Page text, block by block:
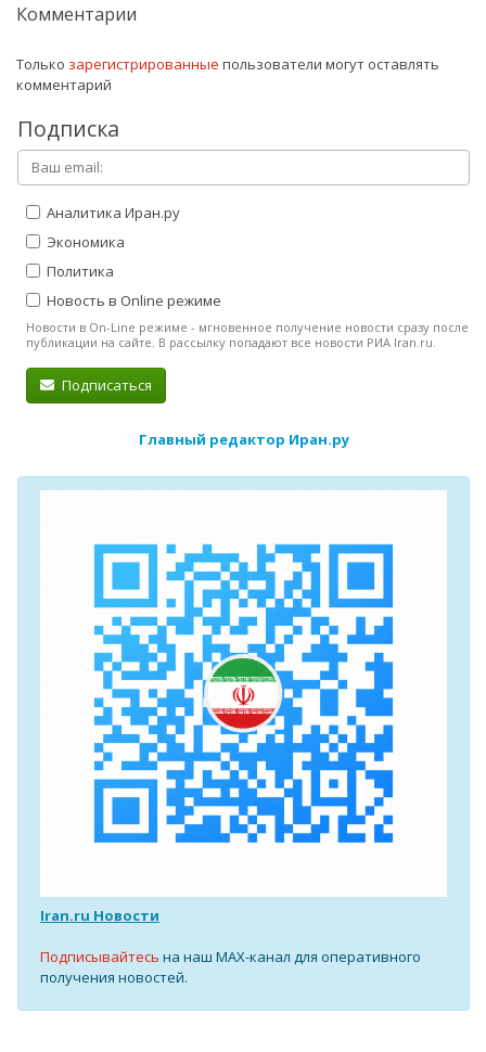
Комментарии
Только зарегистрированные пользователи могут оставлять
комментарий
Подписка
Аналитика Иран.ру
Экономика
Политика
Новость в Online режиме
Новости в On-Line режиме - мгновенное получение новости сразу после
публикации на сайте. В рассылку попадают все новости РИА Iran.ru.
Подписаться
Главный редактор Иран.ру
Iran.ru Новости
Подписывайтесь на наш MAX-канал для оперативного
получения новостей.